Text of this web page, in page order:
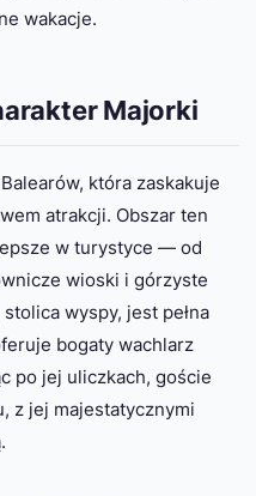
wakacje.
Majorki
która zaskakuje
atrakcji. Obszar ten
w turystyce — od
wioski i górzyste
stolica wyspy, jest pełna
bogaty wachlarz
po jej uliczkach, goście
z jej majestatycznymi